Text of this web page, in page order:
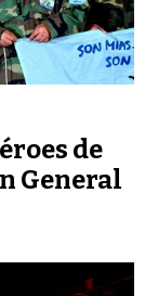
de
General